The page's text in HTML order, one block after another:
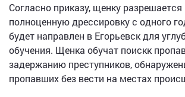
Согласно приказу, щенку разрешается
полноценную дрессировку с одного
будет направлен в Егорьевск для
обучения. Щенка обучат поискк
задержанию преступников,
пропавших без вести на местах